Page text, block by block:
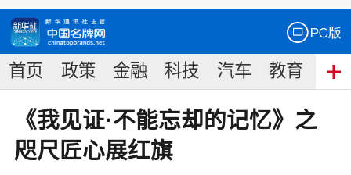
首页 政策 金融 科技 汽车 教育 食
《我见证·不能忘却的记忆》之
咫尺匠心展红旗